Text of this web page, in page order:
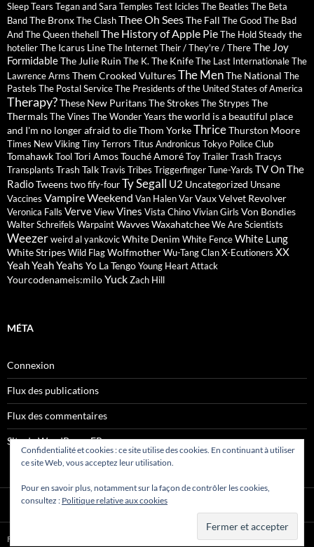
SleepTears Tegan and Sara Temples Test Icicles The Beatles The Beta
BandThe BronxThe ClashThee Oh SeesThe Fall The Good The Bad
And The QueenthehellThe History of Apple PieThe Hold Steadythe
hotelierThe Icarus LineThe InternetTheir / They're / ThereThe Joy
FormidableThe Julie Ruin The K. The KnifeThe Last InternationaleThe
Lawrence Arms Them Crooked VulturesThe MenThe National The
Pastels The Postal ServiceThe Presidents of the United States of America
Therapy?These New PuritansThe StrokesThe Strypes The
ThermalsThe Vines The Wonder Years the world is a beautiful place
and I'm no longer afraid to dieThom YorkeThriceThurston Moore
Times New VikingTiny Terrors Titus Andronicus Tokyo Police Club
TomahawkToolTori AmosTouché AmoréToyTrailer Trash Tracys
Transplants Trash TalkTravis Tribes TriggerfingerTune-Yards TV On The
RadioTweenstwo fify-fourTy Segall U2 Uncategorized Unsane
Vaccines Vampire Weekend Van HalenVarVauxVelvet Revolver
Veronica Falls VerveViewVines Vista ChinoVivian Girls Von Bondies
Walter Schreifels WarpaintWavvesWaxahatcheeWe Are Scientists
Weezerweird al yankovicWhite Denim White FenceWhite Lung
White StripesWild FlagWolfmotherWu-Tang ClanX-Ecutioners XX
Yeah Yeah Yeahs Yo La TengoYoung Heart Attack
Yourcodenameis:miloYuckZach Hill
MÉTA
Connexion
Flux des publications
Flux des commentaires
Site de WordPress-FR
Fièrement propulsé par WordPress
Confidentialité et cookies : ce site utilise des cookies. En continuant à utiliser
ce site Web, vous acceptez leur utilisation.
Pour en savoir plus, notamment sur la façon de contrôler les cookies,
consultez : Politique relative aux cookies